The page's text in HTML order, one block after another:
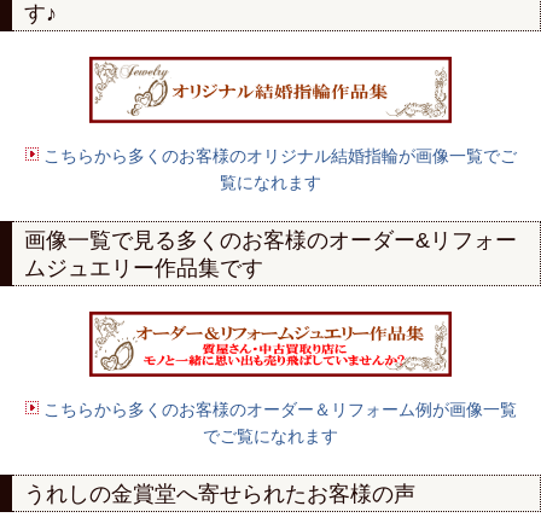
す♪
こちらから多くのお客様のオリジナル結婚指輪が画像一覧でご
覧になれます
画像一覧で見る多くのお客様のオーダー& リフォー
ムジュエリー作品集です
こちらから多くのお客様のオーダー＆リフォーム例が画像一覧
でご覧になれます
うれしの金賞堂へ寄せられたお客様の声